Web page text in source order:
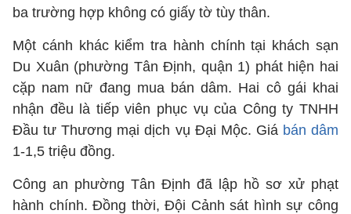
ba trường hợp không có giấy tờ tùy thân.
Một cánh khác kiểm tra hành chính tại khách sạn
Du Xuân (phường Tân Định, quận 1) phát hiện hai
cặp nam nữ đang mua bán dâm. Hai cô gái khai
nhận đều là tiếp viên phục vụ của Công ty TNHH
Đầu tư Thương mại dịch vụ Đại Mộc. Giá bán dâm
1-1,5 triệu đồng.
Công an phường Tân Định đã lập hồ sơ xử phạt
hành chính. Đồng thời, Đội Cảnh sát hình sự công